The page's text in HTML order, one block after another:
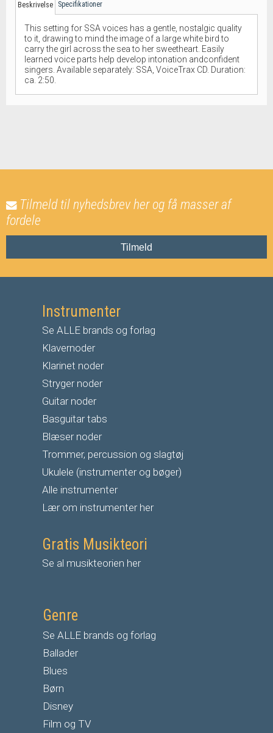
Beskrivelse Specifikationer
This setting for SSA voices has a gentle, nostalgic quality
to it, drawing to mind the image of a large white bird to
carry the girl across the sea to her sweetheart. Easily
learned voice parts help develop intonation andconfident
singers. Available separately: SSA, VoiceTrax CD. Duration:
ca. 2:50.
Tilmeld til nyhedsbrev her og få masser af
fordele
Tilmeld
Instrumenter
Se ALLE brands og forlag
Klavernoder
Klarinet noder
Stryger noder
Guitar noder
Basguitar tabs
Blæser noder
Trommer, percussion og slagtøj
Ukulele (instrumenter og bøger)
Alle instrumenter
Lær om instrumenter her
Gratis Musikteori
Se al musikteorien her
Genre
Se ALLE brands og forlag
Ballader
Blues
Børn
Disney
Film og TV